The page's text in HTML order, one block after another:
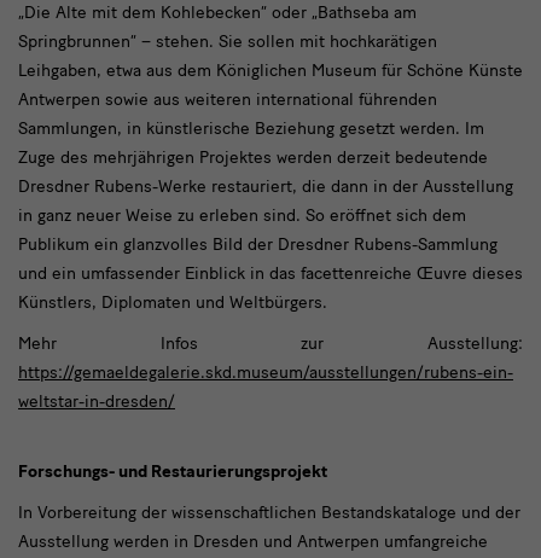
„Die Alte mit dem Kohlebecken“ oder „Bathseba am
Springbrunnen“ – stehen. Sie sollen mit hochkarätigen
Leihgaben, etwa aus dem Königlichen Museum für Schöne Künste
Antwerpen sowie aus weiteren international führenden
Sammlungen, in künstlerische Beziehung gesetzt werden. Im
Zuge des mehrjährigen Projektes werden derzeit bedeutende
Dresdner Rubens-Werke restauriert, die dann in der Ausstellung
in ganz neuer Weise zu erleben sind. So eröffnet sich dem
Publikum ein glanzvolles Bild der Dresdner Rubens-Sammlung
und ein umfassender Einblick in das facettenreiche Œuvre dieses
Künstlers, Diplomaten und Weltbürgers.
Mehr Infos zur Ausstellung:
https://gemaeldegalerie.skd.museum/ausstellungen/rubens-ein-
weltstar-in-dresden/
Forschungs- und Restaurierungsprojekt
In Vorbereitung der wissenschaftlichen Bestandskataloge und der
Ausstellung werden in Dresden und Antwerpen umfangreiche